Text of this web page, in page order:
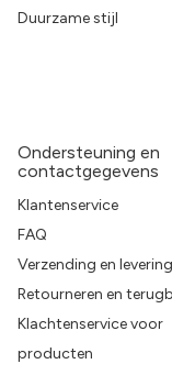
Duurzame stijl
Ondersteuning en
contactgegevens
Klantenservice
FAQ
Verzending en levering
Retourneren en
Klachtenservice voor
producten